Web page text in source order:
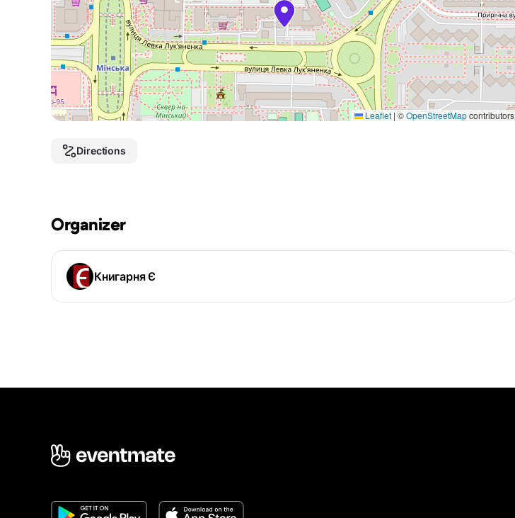
Leaflet | ©OpenStreetMapcontributors
Directions
Organizer
Книгарня Є